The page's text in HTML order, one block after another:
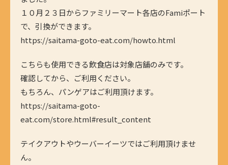
１０月２３日からファミリーマート各店のFamiポート
で、引換ができます。
https://saitama-goto-eat.com/howto.html
こちらも使用できる飲食店は対象店舗のみです。
確認してから、ご利用ください。
もちろん、パンゲアはご利用頂けます。
https://saitama-goto-
eat.com/store.html#result_content
テイクアウトやウーバーイーツではご利用頂けませ
ん。